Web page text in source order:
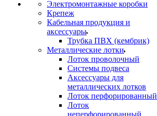
Электромонтажные коробки
Крепеж
Кабельная продукция и
аксессуары
Трубка ПВХ (кембрик)
Металлические лотки
Лоток проволочный
Системы подвеса
Аксессуары для
металлических лотков
Лоток перфорированный
Лоток
неперфорированный